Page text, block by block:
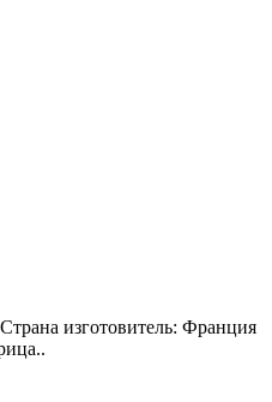
изготовитель: Франция